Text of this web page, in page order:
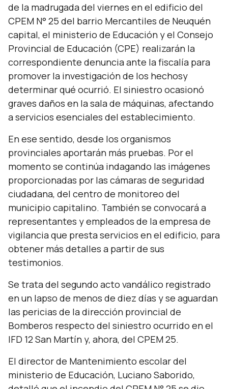
de la madrugada del viernes en el edificio del
CPEM N° 25 del barrio Mercantiles de Neuquén
capital, el ministerio de Educación y el Consejo
Provincial de Educación (CPE) realizarán la
correspondiente denuncia ante la fiscalía para
promover la investigación de los hechosy
determinar qué ocurrió. El siniestro ocasionó
graves daños en la sala de máquinas, afectando
a servicios esenciales del establecimiento.
En ese sentido, desde los organismos
provinciales aportarán más pruebas. Por el
momento se continúa indagando las imágenes
proporcionadas por las cámaras de seguridad
ciudadana, del centro de monitoreo del
municipio capitalino. También se convocará a
representantes y empleados de la empresa de
vigilancia que presta servicios en el edificio, para
obtener más detalles a partir de sus
testimonios.
Se trata del segundo acto vandálico registrado
en un lapso de menos de diez días y se aguardan
las pericias de la dirección provincial de
Bomberos respecto del siniestro ocurrido en el
IFD 12 San Martín y, ahora, del CPEM 25.
El director de Mantenimiento escolar del
ministerio de Educación, Luciano Saborido,